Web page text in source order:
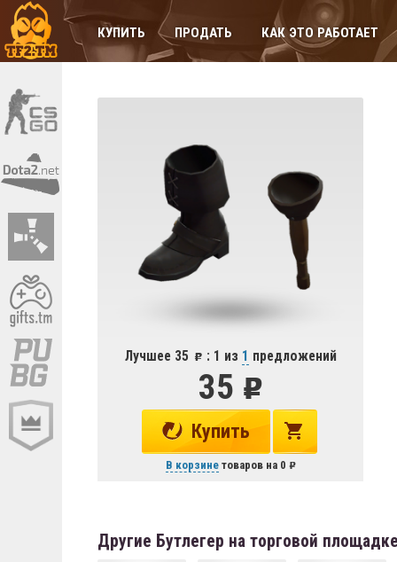
КУПИТЬ ПРОДАТЬ КАК ЭТО РАБОТАЕТ
Лучшее 35 : 1 из 1 предложений
35
Купить
В корзинетоваров на 0
Другие Бутлегер на торговой